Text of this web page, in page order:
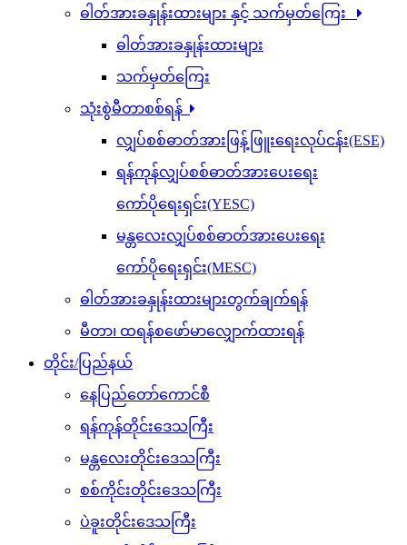
ဓါတ်အားခနှုန်းထားများ နှင့် သက်မှတ်ကြေး
ဓါတ်အားခနှုန်းထားများ
သက်မှတ်ကြေး
သုံးစွဲမီတာစစ်ရန်
လျှပ်စစ်ဓာတ်အားဖြန့်ဖြူးရေးလုပ်ငန်း(ESE)
ရန်ကုန်လျှပ်စစ်ဓာတ်အားပေးရေး
ကော်ပိုရေးရှင်း(YESC)
မန္တလေးလျှပ်စစ်ဓာတ်အားပေးရေး
ကော်ပိုရေးရှင်း(MESC)
ဓါတ်အားခနှုန်းထားများတွက်ချက်ရန်
မီတာ၊ ထရန်စဖော်မာလျှောက်ထားရန်
တိုင်း/ပြည်နယ်
နေပြည်တော်ကောင်စီ
ရန်ကုန်တိုင်းဒေသကြီး
မန္တလေးတိုင်းဒေသကြီး
စစ်ကိုင်းတိုင်းဒေသကြီး
ပဲခူးတိုင်းဒေသကြီး